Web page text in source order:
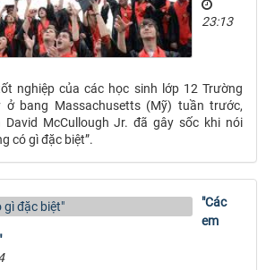
23:13
nghiệp của các học sinh lớp 12 Trường
ở bang Massachusetts (Mỹ) tuần trước,
David McCullough Jr. đã gây sốc khi nói
có gì đặc biệt”.
"Các
em